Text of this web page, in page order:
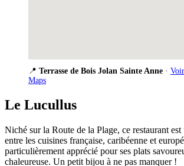
📍 Terrasse de Bois Jolan Sainte Anne ·
Maps
Le Lucullus
Niché sur la Route de la Plage, ce restaurant
entre les cuisines française, caribéenne et
particulièrement apprécié pour ses plats
chaleureuse. Un petit bijou à ne pas manquer !